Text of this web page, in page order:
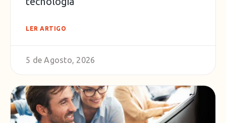
LER ARTIGO
5 de Agosto, 2026